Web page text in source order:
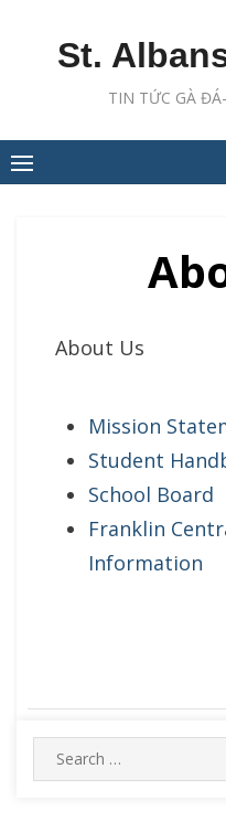
St.
TIN TỨC GÀ
About Us
Mission
Student
School Board
Franklin
Information
e